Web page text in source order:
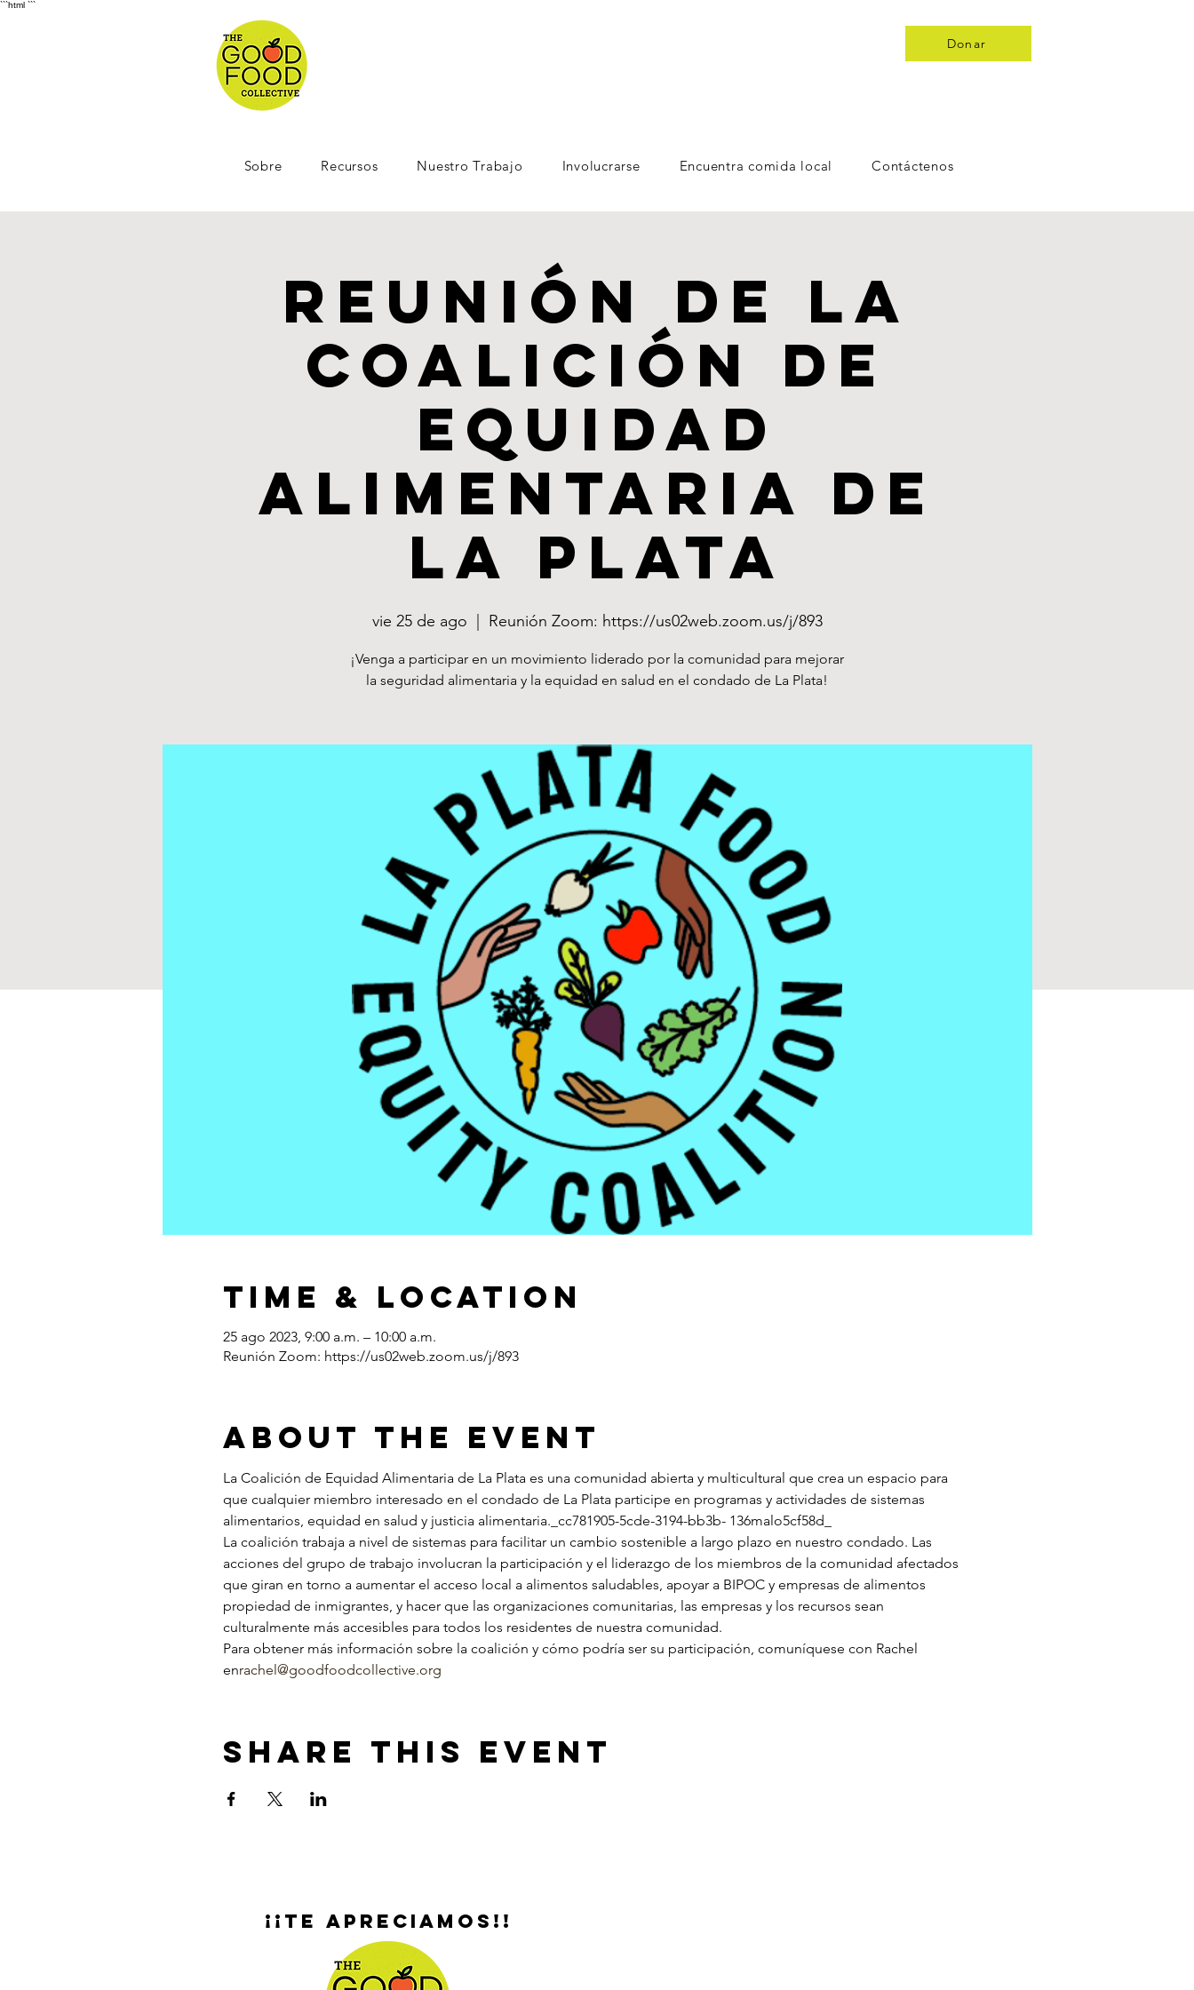
```html ```
Donar
Sobre Recursos Nuestro Trabajo Involucrarse Encuentra comida local Contáctenos
Reunión de la
Coalición de
Equidad
Alimentaria de
La Plata
vie 25 de ago Reunión Zoom: https://us02web.zoom.us/j/893
¡Venga a participar en un movimiento liderado por la comunidad para mejorar
la seguridad alimentaria y la equidad en salud en el condado de La Plata!
Time & Location
25 ago 2023, 9:00 a.m. – 10:00 a.m.
Reunión Zoom: https://us02web.zoom.us/j/893
About the Event
La Coalición de Equidad Alimentaria de La Plata es una comunidad abierta y multicultural que crea un espacio para
que cualquier miembro interesado en el condado de La Plata participe en programas y actividades de sistemas
alimentarios, equidad en salud y justicia alimentaria._cc781905-5cde-3194-bb3b- 136malo5cf58d_
La coalición trabaja a nivel de sistemas para facilitar un cambio sostenible a largo plazo en nuestro condado. Las
acciones del grupo de trabajo involucran la participación y el liderazgo de los miembros de la comunidad afectados
que giran en torno a aumentar el acceso local a alimentos saludables, apoyar a BIPOC y empresas de alimentos
propiedad de inmigrantes, y hacer que las organizaciones comunitarias, las empresas y los recursos sean
culturalmente más accesibles para todos los residentes de nuestra comunidad.
Para obtener más información sobre la coalición y cómo podría ser su participación, comuníquese con Rachel
enrachel@goodfoodcollective.org
Share This Event
¡¡Te apreciamos!!